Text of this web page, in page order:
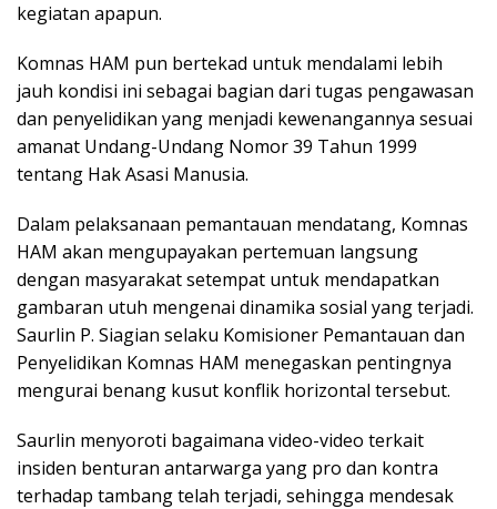
kegiatan apapun.
Komnas HAM pun bertekad untuk mendalami lebih
jauh kondisi ini sebagai bagian dari tugas pengawasan
dan penyelidikan yang menjadi kewenangannya sesuai
amanat Undang-Undang Nomor 39 Tahun 1999
tentang Hak Asasi Manusia.
Dalam pelaksanaan pemantauan mendatang, Komnas
HAM akan mengupayakan pertemuan langsung
dengan masyarakat setempat untuk mendapatkan
gambaran utuh mengenai dinamika sosial yang terjadi.
Saurlin P. Siagian selaku Komisioner Pemantauan dan
Penyelidikan Komnas HAM menegaskan pentingnya
mengurai benang kusut konflik horizontal tersebut.
Saurlin menyoroti bagaimana video-video terkait
insiden benturan antarwarga yang pro dan kontra
terhadap tambang telah terjadi, sehingga mendesak